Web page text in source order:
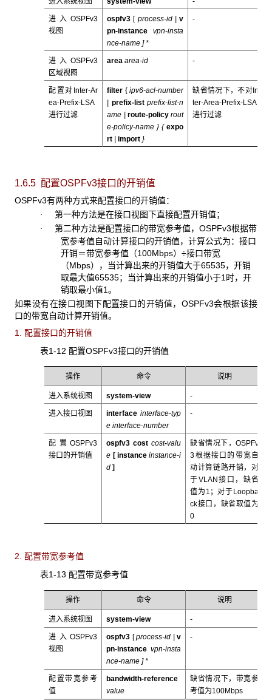
进入OSPFv3
视图
ospfv3[ process-id | v
pn-instance
vpn-insta
nce-name ] *
-
进入OSPFv3
区域视图
area area-id -
配置对Inter-Ar
ea-Prefix-LSA
进行过滤
filter { ipv6-acl-number
| prefix-list prefix-list-n
ame | route-policy rout
e-policy-name } { expo
rt |import }
缺省情况下，不对In
ter-Area-Prefix-LSA
进行过滤
1.6.5 配置OSPFv3接口的开销值
OSPFv3有两种方式来配置接口的开销值：
· 第一种方法是在接口视图下直接配置开销值；
· 第二种方法是配置接口的带宽参考值，OSPFv3根据带
宽参考值自动计算接口的开销值，计算公式为：接口
开销＝带宽参考值（100Mbps）÷接口带宽
（Mbps），当计算出来的开销值大于65535，开销
取最大值65535；当计算出来的开销值小于1时，开
销取最小值1。
如果没有在接口视图下配置接口的开销值，OSPFv3会根据该接
口的带宽自动计算开销值。
1. 配置接口的开销值
表1-12 配置OSPFv3接口的开销值
操作 命令 说明
进入系统视图 system-view -
进入接口视图 interface interface-typ
e interface-number
-
配置OSPFv3
接口的开销值
ospfv3 cost cost-valu
e [ instance instance-i
d ]
缺省情况下，OSPFv
3根据接口的带宽自
动计算链路开销，对
于VLAN接口，缺省
值为1；对于Loopba
ck接口，缺省取值为
0
2. 配置带宽参考值
表1-13 配置带宽参考值
操作 命令 说明
进入系统视图 system-view -
进入OSPFv3
视图
ospfv3 [process-id | v
pn-instance vpn-insta
nce-name] *
-
配置带宽参考
值
bandwidth-reference
value
缺省情况下，带宽参
考值为100Mbps